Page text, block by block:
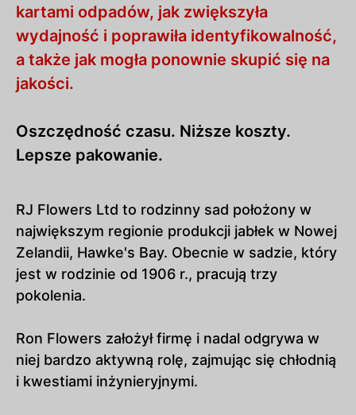
kartami odpadów, jak zwiększyła
wydajność i poprawiła identyfikowalność,
a także jak mogła ponownie skupić się na
jakości.
Oszczędność czasu. Niższe koszty.
Lepsze pakowanie.
RJ Flowers Ltd to rodzinny sad położony w
największym regionie produkcji jabłek w Nowej
Zelandii, Hawke's Bay. Obecnie w sadzie, który
jest w rodzinie od 1906 r., pracują trzy
pokolenia.
Ron Flowers założył firmę i nadal odgrywa w
niej bardzo aktywną rolę, zajmując się chłodnią
i kwestiami inżynieryjnymi.